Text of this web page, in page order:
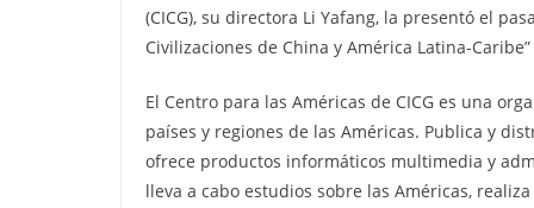
(CICG), su directora Li Yafang, la presentó el
Civilizaciones de China y América Latina-
El Centro para las Américas de CICG es una
países y regiones de las Américas. Publica y
ofrece productos informáticos multimedia y
lleva a cabo estudios sobre las Américas,